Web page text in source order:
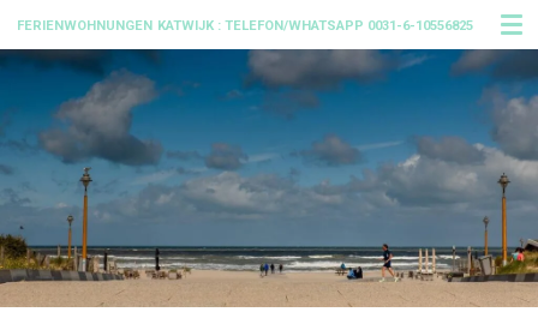
Ga
direct
hoofdinhoud
FERIENWOHNUNGEN KATWIJK : TELEFON/WHATSAPP 0031-6-10556825